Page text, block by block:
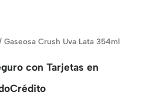
Gaseosa Crush Uva Lata 354ml
con Tarjetas en